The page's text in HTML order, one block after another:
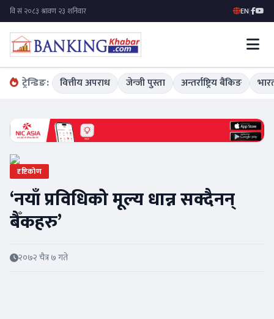
EN|
ट्रेन्डिङ: वित्तीय अपराध जेन्जी पुस्ता अन्तर्राष्ट्रिय बैंकिङ
दृष्टिकोण
‘नयाँ प्रविधिको मूल्य धान्न सक्दैनन्
बैँकहरु’
२०७२ चैत्र ७ गते